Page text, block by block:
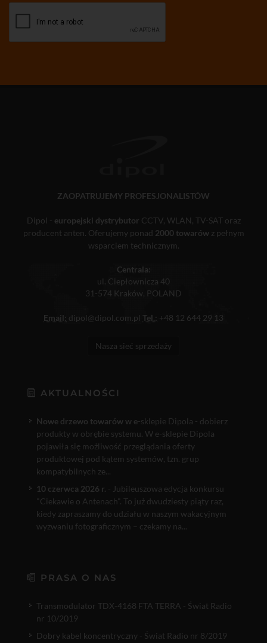
ZAOPATRUJEMY PROFESJONALISTÓW
Dipol - europejski dystrybutor CCTV, WLAN, TV-SAT oraz
producent anten. Oferujemy ponad 2000 towarówz pełnym
wsparciem technicznym.
Centrala:
ul. Ciepłownicza 40
31-574 Kraków, POLAND
Email: dipol@dipol.com.pl Tel.: +48 12 644 29 13
Nasza sieć sprzedaży
AKTUALNOŚCI
Nowe drzewo towarów w e-sklepie Dipola - dobierz
produkty w obrębie systemu. W e-sklepie Dipola
pojawiła się możliwość przeglądania oferty
produktowej pod kątem systemów, tzn. grup
kompatybilnych ze...
10 czerwca 2026 r. - Jubileuszowa edycja konkursu
"Ciekawie o Antenach". To już dwudziesty piąty raz,
kiedy zapraszamy do udziału w naszym wakacyjnym
wyzwaniu fotograficznym – czekamy na...
PRASA O NAS
Transmodulator TDX-4168 FTA TERRA - Świat Radio
nr 10/2019
Dobry kabel koncentryczny - Świat Radio nr 8/2019